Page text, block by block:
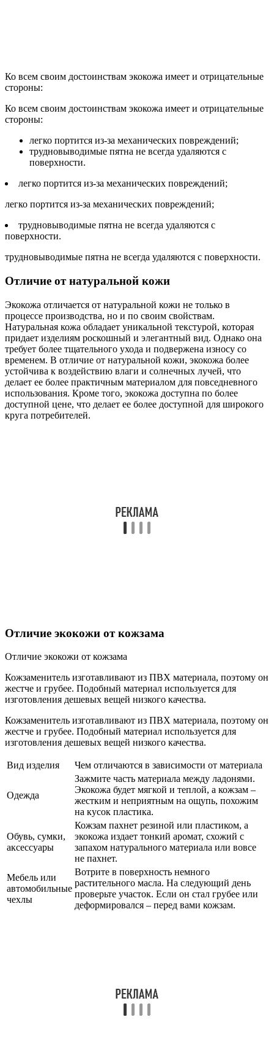
Ко всем своим достоинствам экокожа имеет и отрицательные
стороны:
Ко всем своим достоинствам экокожа имеет и отрицательные
стороны:
легко портится из-за механических повреждений;
трудновыводимые пятна не всегда удаляются с
поверхности.
легко портится из-за механических повреждений;
легко портится из-за механических повреждений;
трудновыводимые пятна не всегда удаляются с
поверхности.
трудновыводимые пятна не всегда удаляются с поверхности.
Отличие от натуральной кожи
Экокожа отличается от натуральной кожи не только в
процессе производства, но и по своим свойствам.
Натуральная кожа обладает уникальной текстурой, которая
придает изделиям роскошный и элегантный вид. Однако она
требует более тщательного ухода и подвержена износу со
временем. В отличие от натуральной кожи, экокожа более
устойчива к воздействию влаги и солнечных лучей, что
делает ее более практичным материалом для повседневного
использования. Кроме того, экокожа доступна по более
доступной цене, что делает ее более доступной для широкого
круга потребителей.
Отличие экокожи от кожзама
Отличие экокожи от кожзама
Кожзаменитель изготавливают из ПВХ материала, поэтому он
жестче и грубее. Подобный материал используется для
изготовления дешевых вещей низкого качества.
Кожзаменитель изготавливают из ПВХ материала, поэтому он
жестче и грубее. Подобный материал используется для
изготовления дешевых вещей низкого качества.
Вид изделия Чем отличаются в зависимости от материала
Одежда
Зажмите часть материала между ладонями.
Экокожа будет мягкой и теплой, а кожзам –
жестким и неприятным на ощупь, похожим
на кусок пластика.
Обувь, сумки,
аксессуары
Кожзам пахнет резиной или пластиком, а
экокожа издает тонкий аромат, схожий с
запахом натурального материала или вовсе
не пахнет.
Мебель или
автомобильные
чехлы
Вотрите в поверхность немного
растительного масла. На следующий день
проверьте участок. Если он стал грубее или
деформировался – перед вами кожзам.